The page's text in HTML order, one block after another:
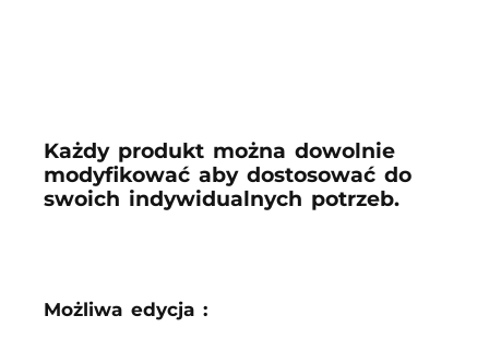
Każdy produkt można dowolnie
modyfikować aby dostosować do
swoich indywidualnych potrzeb.
Możliwa edycja :